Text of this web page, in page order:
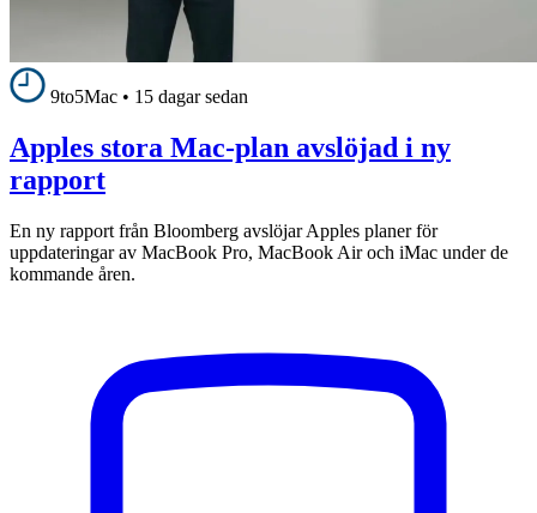
9to5Mac • 15 dagar sedan
Apples stora Mac-plan avslöjad i ny
rapport
En ny rapport från Bloomberg avslöjar Apples planer för
uppdateringar av MacBook Pro, MacBook Air och iMac under de
kommande åren.